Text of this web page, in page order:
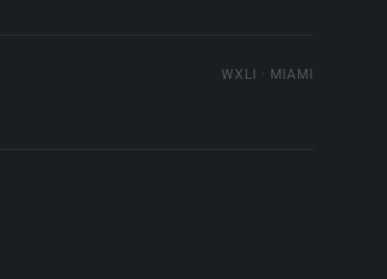
WXLI · MIAMI